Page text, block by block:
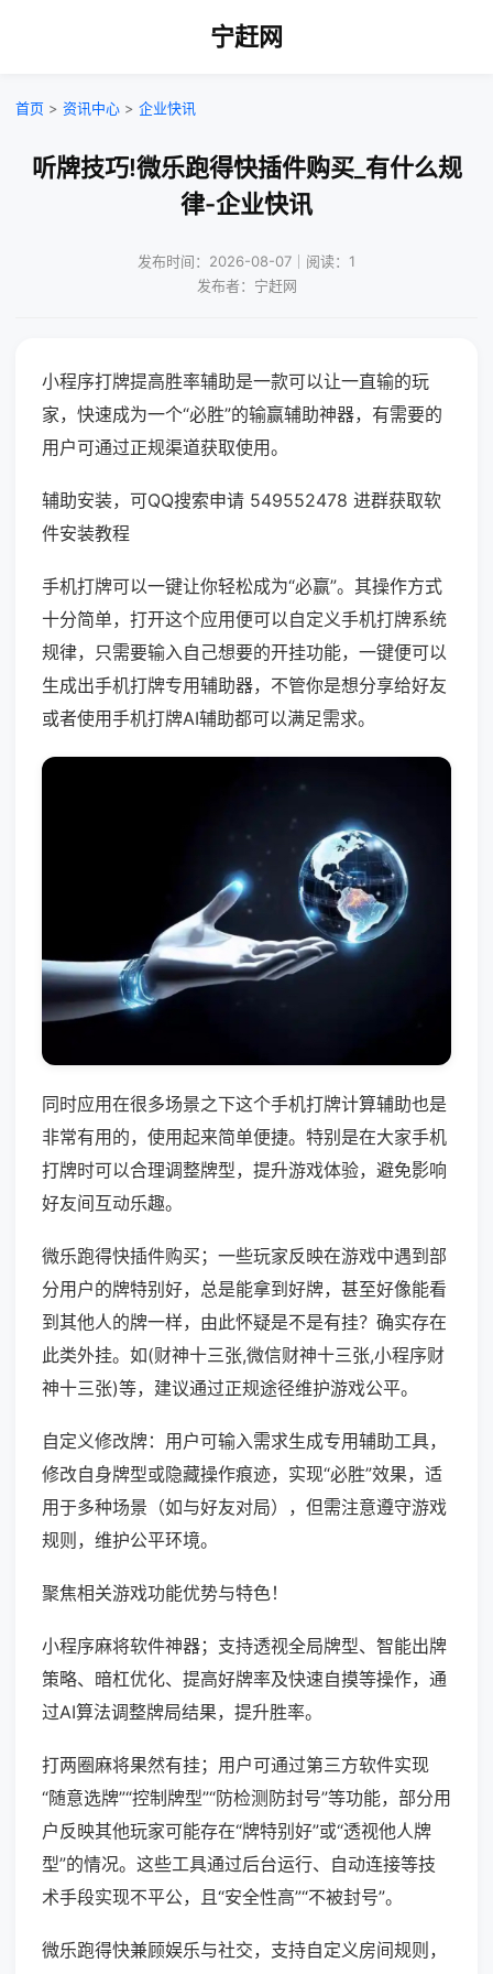
宁赶网
首页 > 资讯中心 > 企业快讯
听牌技巧!微乐跑得快插件购买_有什么规
律-企业快讯
发布时间：2026-08-07｜阅读：1
发布者：宁赶网
小程序打牌提高胜率辅助是一款可以让一直输的玩
家，快速成为一个“必胜”的输赢辅助神器，有需要的
用户可通过正规渠道获取使用。
辅助安装，可QQ搜索申请 549552478 进群获取软
件安装教程
手机打牌可以一键让你轻松成为“必赢”。其操作方式
十分简单，打开这个应用便可以自定义手机打牌系统
规律，只需要输入自己想要的开挂功能，一键便可以
生成出手机打牌专用辅助器，不管你是想分享给好友
或者使用手机打牌AI辅助都可以满足需求。
同时应用在很多场景之下这个手机打牌计算辅助也是
非常有用的，使用起来简单便捷。特别是在大家手机
打牌时可以合理调整牌型，提升游戏体验，避免影响
好友间互动乐趣。
微乐跑得快插件购买；一些玩家反映在游戏中遇到部
分用户的牌特别好，总是能拿到好牌，甚至好像能看
到其他人的牌一样，由此怀疑是不是有挂？确实存在
此类外挂。如(财神十三张,微信财神十三张,小程序财
神十三张)等，建议通过正规途径维护游戏公平。
自定义修改牌：用户可输入需求生成专用辅助工具，
修改自身牌型或隐藏操作痕迹，实现“必胜”效果，适
用于多种场景（如与好友对局），但需注意遵守游戏
规则，维护公平环境。
聚焦相关游戏功能优势与特色！
小程序麻将软件神器；支持透视全局牌型、智能出牌
策略、暗杠优化、提高好牌率及快速自摸等操作，通
过AI算法调整牌局结果，提升胜率。
打两圈麻将果然有挂；用户可通过第三方软件实现
“随意选牌”“控制牌型”“防检测防封号”等功能，部分用
户反映其他玩家可能存在“牌特别好”或“透视他人牌
型”的情况。这些工具通过后台运行、自动连接等技
术手段实现不平公，且“安全性高”“不被封号”。
微乐跑得快兼顾娱乐与社交，支持自定义房间规则，